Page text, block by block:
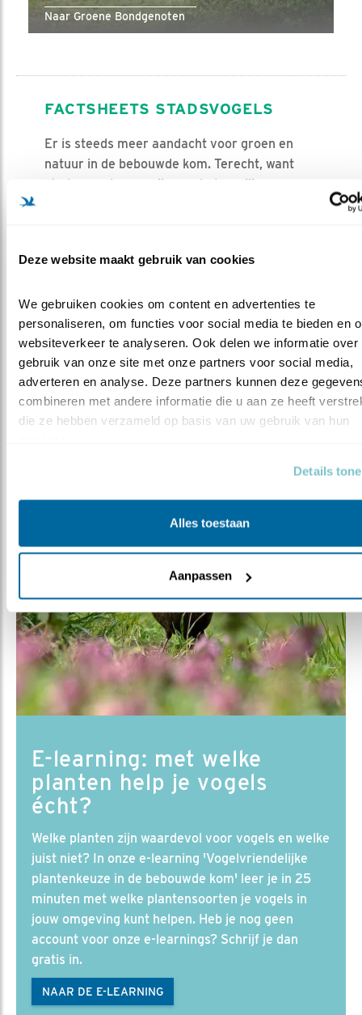
Deze website maakt gebruik van cookies
We gebruiken cookies om content en advertenties te
personaliseren, om functies voor social media te bieden en
websiteverkeer te analyseren. Ook delen we informatie over
gebruik van onze site met onze partners voor social media,
adverteren en analyse. Deze partners kunnen deze
combineren met andere informatie die u aan ze heeft
die ze hebben verzameld op basis van uw gebruik van hun
Details
Alles toestaan
Aanpassen
Naar Groene Bondgenoten
FACTSHEETS STADSVOGELS
Er is steeds meer aandacht voor groen en
natuur in de bebouwde kom. Terecht, want
steden en dorpen zijn een belangrijk
deze mede-stadsbewoners en krijg tips voor
Previous
Gierzaluw Huiszwaluw
Next
E-learning: met welke
planten help je vogels
écht?
Welke planten zijn waardevol voor vogels en welke
juist niet? In onze e-learning 'Vogelvriendelijke
plantenkeuze in de bebouwde kom' leer je in 25
minuten met welke plantensoorten je vogels in
jouw omgeving kunt helpen. Heb je nog geen
account voor onze e-learnings? Schrijf je dan
gratis in.
NAAR DE E-LEARNING